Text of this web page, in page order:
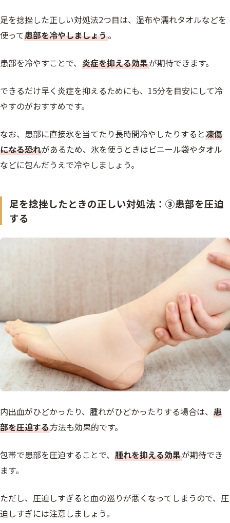
足を捻挫した正しい対処法2つ目は、湿布や濡れタオルなどを
使って患部を冷やしましょう。
患部を冷やすことで、 炎症を抑える効果が期待できます。
できるだけ早く炎症を抑えるためにも、15分を目安にして冷
やすのがおすすめです。
なお、患部に直接氷を当てたり長時間冷やしたりすると凍傷
になる恐れがあるため、氷を使うときはビニール袋やタオル
などに包んだうえで冷やしましょう。
足を捻挫したときの正しい対処法：③患部を圧迫
する
内出血がひどかったり、腫れがひどかったりする場合は、 患
部を圧迫する方法も効果的です。
包帯で患部を圧迫することで、 腫れを抑える効果が期待でき
ます。
ただし、圧迫しすぎると血の巡りが悪くなってしまうので、圧
迫しすぎには注意しましょう。